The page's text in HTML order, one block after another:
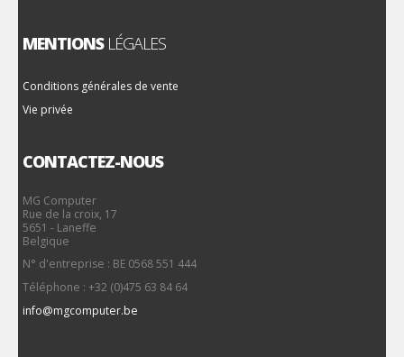
MENTIONSLÉGALES
Conditions générales de vente
Vie privée
CONTACTEZ-NOUS
MG Computer
Rue de la croix, 17
5651 - Laneffe
Belgique
N° d'entreprise : BE 0568 551 444
Téléphone : +32 (0)475 63 84 64
info@mgcomputer.be